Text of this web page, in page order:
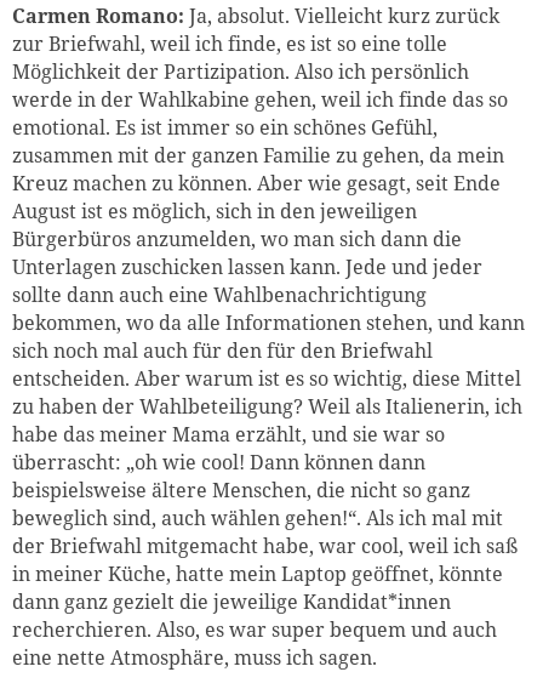
Carmen Romano: Ja, absolut. Vielleicht kurz zurück
zur Briefwahl, weil ich finde, es ist so eine tolle
Möglichkeit der Partizipation. Also ich persönlich
werde in der Wahlkabine gehen, weil ich finde das so
emotional. Es ist immer so ein schönes Gefühl,
zusammen mit der ganzen Familie zu gehen, da mein
Kreuz machen zu können. Aber wie gesagt, seit Ende
August ist es möglich, sich in den jeweiligen
Bürgerbüros anzumelden, wo man sich dann die
Unterlagen zuschicken lassen kann. Jede und jeder
sollte dann auch eine Wahlbenachrichtigung
bekommen, wo da alle Informationen stehen, und kann
sich noch mal auch für den für den Briefwahl
entscheiden. Aber warum ist es so wichtig, diese Mittel
zu haben der Wahlbeteiligung? Weil als Italienerin, ich
habe das meiner Mama erzählt, und sie war so
überrascht: „oh wie cool! Dann können dann
beispielsweise ältere Menschen, die nicht so ganz
beweglich sind, auch wählen gehen!“. Als ich mal mit
der Briefwahl mitgemacht habe, war cool, weil ich saß
in meiner Küche, hatte mein Laptop geöffnet, könnte
dann ganz gezielt die jeweilige Kandidat*innen
recherchieren. Also, es war super bequem und auch
eine nette Atmosphäre, muss ich sagen.